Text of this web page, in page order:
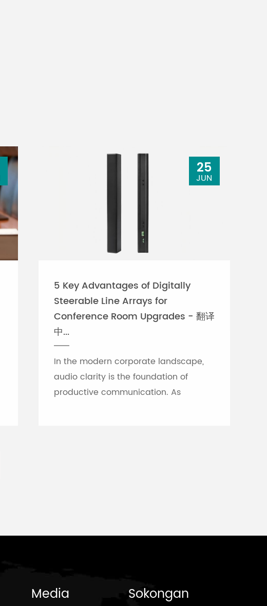
5 Key Advantages of Digitally
Steerable Line Arrays for
Conference Room Upgrades - 翻译
中...
In the modern corporate landscape,
audio clarity is the foundation of
productive communication. As
25
JUN
Media Sokongan